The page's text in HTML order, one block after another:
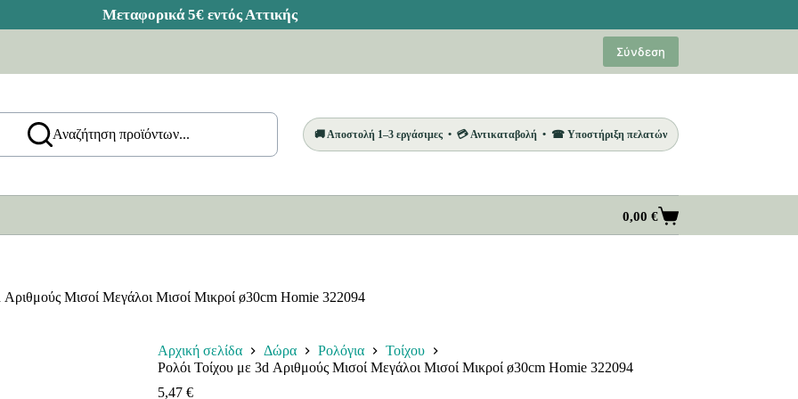
Σύνδεση
Αναζήτηση προϊόντων... 🚚 Αποστολή 1–3 εργάσιμες • 💳 Αντικαταβολή • ☎ Υποστήριξη πελατών
Καλάθι
Αγορών
0,00 €
Αριθμούς Μισοί Μεγάλοι Μισοί Μικροί ø30cm Homie 322094
Αρχική σελίδα Δώρα Ρολόγια
Τοίχου
Ρολόι Τοίχου με 3d Αριθμούς Μισοί Μεγάλοι Μισοί Μικροί ø30cm Homie 322094
5,47 €